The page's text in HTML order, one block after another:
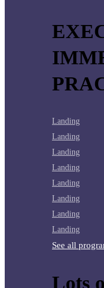
Landing
Landing
Landing
Landing
Landing
Landing
Landing
Landing
See all
Lots